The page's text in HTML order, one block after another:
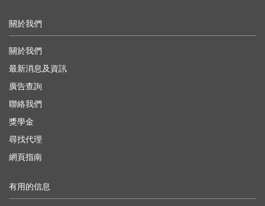
關於我們
關於我們
最新消息及資訊
廣告查詢
聯絡我們
獎學金
尋找代理
網頁指南
有用的信息